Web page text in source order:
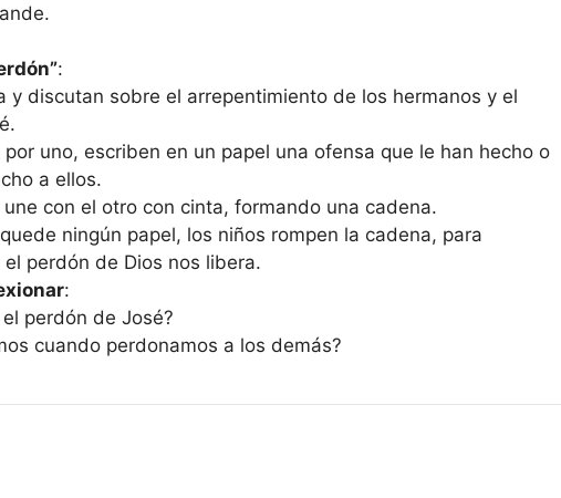
:
y discutan sobre el arrepentimiento de los hermanos y el
por uno, escriben en un papel una ofensa que le han hecho o
a ellos.
con el otro con cinta, formando una cadena.
ningún papel, los niños rompen la cadena, para
perdón de Dios nos libera.
:
perdón de José?
cuando perdonamos a los demás?